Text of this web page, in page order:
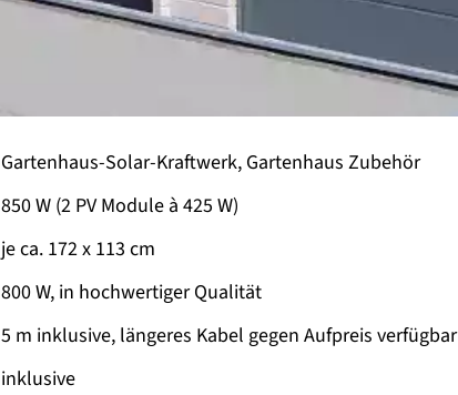
Gartenhaus-Solar-Kraftwerk, Gartenhaus Zubehör
850 W (2 PV Module à 425 W)
je ca. 172 x 113 cm
800 W, in hochwertiger Qualität
5 m inklusive, längeres Kabel gegen Aufpreis verfügbar
inklusive